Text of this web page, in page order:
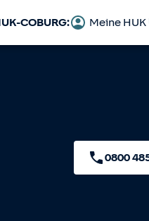
COBURG: Meine HUK
0800